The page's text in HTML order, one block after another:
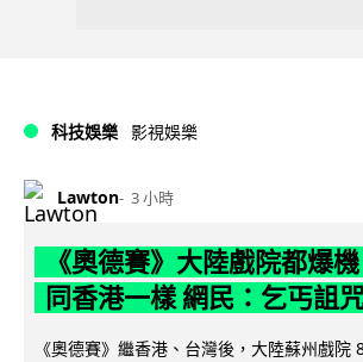
科技娛樂 影視娛樂
Lawton 3 小時
《奧德賽》大陸戲院都爆
同香港一樣 網民：乞丐詛
《奧德賽》繼香港、台灣後，大陸蘇州戲院